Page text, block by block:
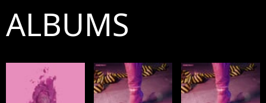
ALBUMS